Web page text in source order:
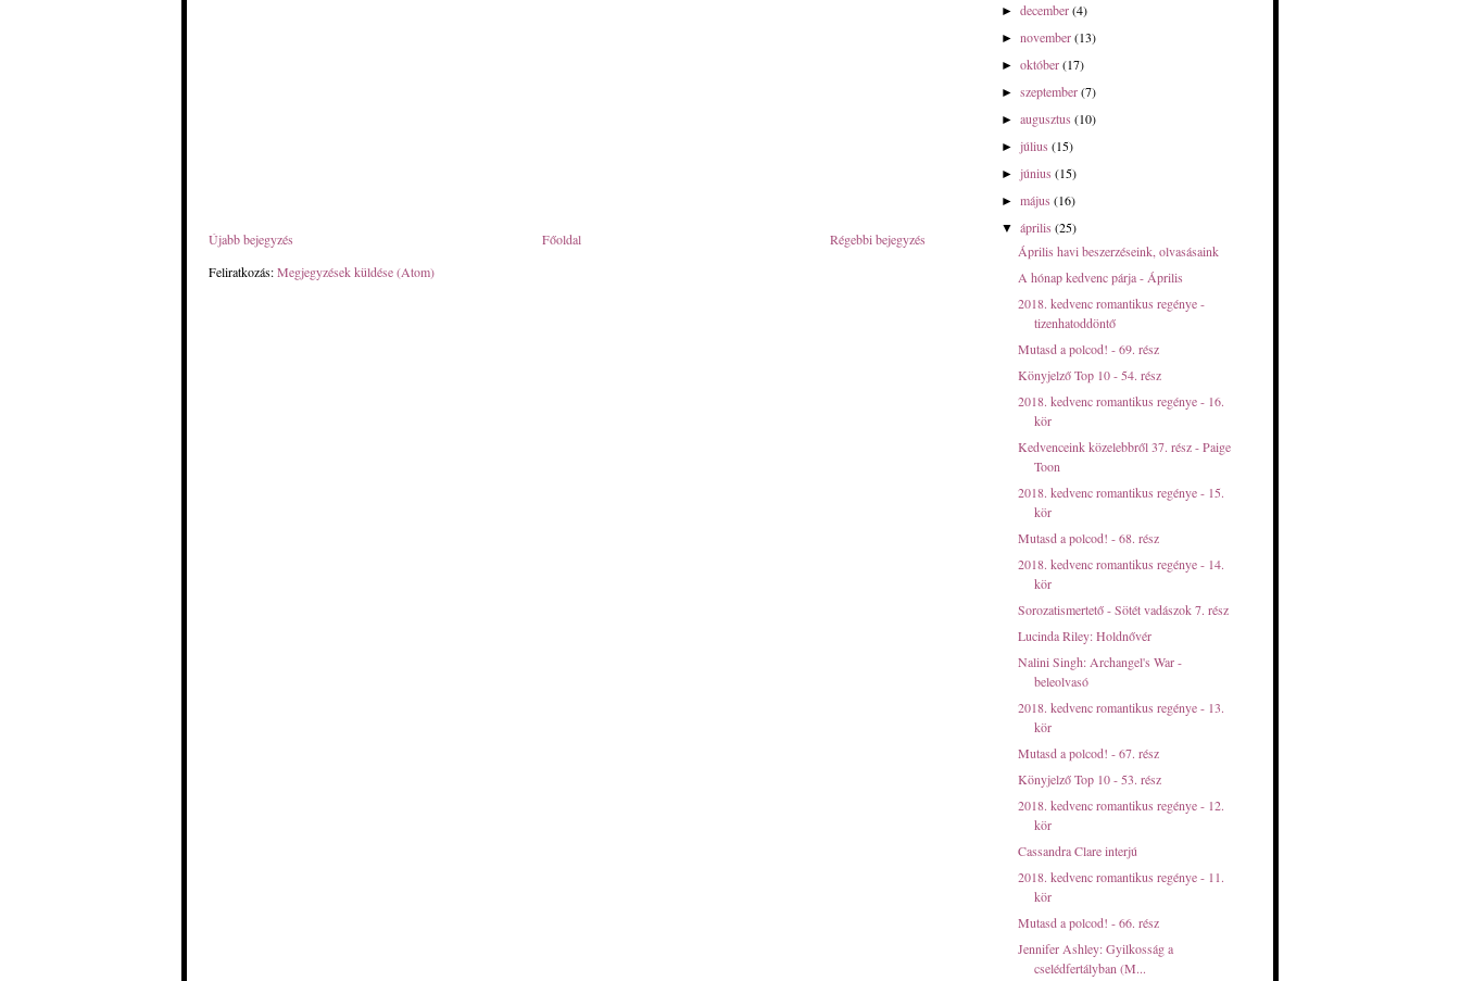
Újabb bejegyzés Régebbi bejegyzés
Főoldal
Feliratkozás:Megjegyzések küldése (Atom)
►december (4)
►november (13)
►október (17)
►szeptember (7)
►augusztus (10)
►július (15)
►június (15)
►május (16)
▼ április (25)
Április havi beszerzéseink, olvasásaink
A hónap kedvenc párja - Április
2018. kedvenc romantikus regénye -
tizenhatoddöntő
Mutasd a polcod! - 69. rész
Könyjelző Top 10 - 54. rész
2018. kedvenc romantikus regénye - 16.
kör
Kedvenceink közelebbről 37. rész - Paige
Toon
2018. kedvenc romantikus regénye - 15.
kör
Mutasd a polcod! - 68. rész
2018. kedvenc romantikus regénye - 14.
kör
Sorozatismertető - Sötét vadászok 7. rész
Lucinda Riley: Holdnővér
Nalini Singh: Archangel's ​War -
beleolvasó
2018. kedvenc romantikus regénye - 13.
kör
Mutasd a polcod! - 67. rész
Könyjelző Top 10 - 53. rész
2018. kedvenc romantikus regénye - 12.
kör
Cassandra Clare interjú
2018. kedvenc romantikus regénye - 11.
kör
Mutasd a polcod! - 66. rész
Jennifer Ashley: Gyilkosság ​a
cselédfertályban (M...